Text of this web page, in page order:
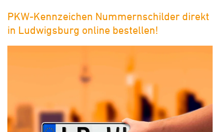
PKW-Kennzeichen Nummernschilder direkt
in Ludwigsburg online bestellen!